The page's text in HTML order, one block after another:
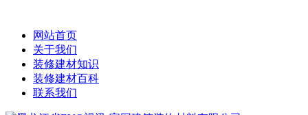
网站首页
关于我们
装修建材知识
装修建材百科
联系我们